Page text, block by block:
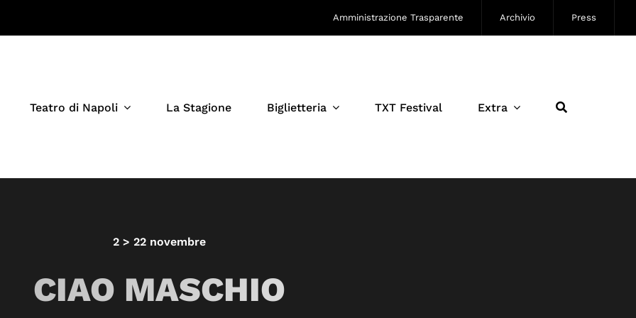
Amministrazione Trasparente Archivio Press
Teatro di Napoli La Stagione Biglietteria TXT Festival Extra
2 > 22 novembre
CIAO MASCHIO